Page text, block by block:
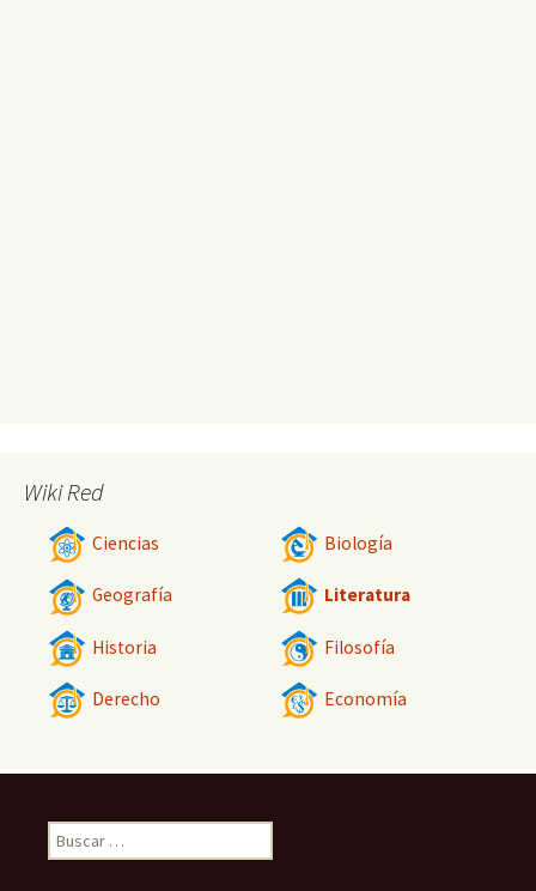
Wiki Red
Ciencias Biología
Geografía Literatura
Historia Filosofía
Derecho Economía
Buscar: